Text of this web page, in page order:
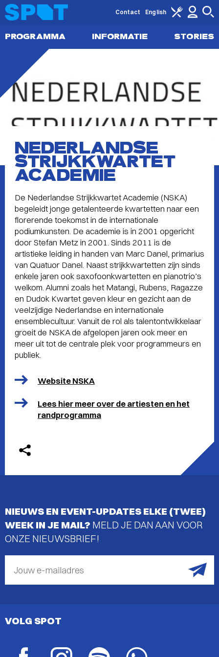
PROGRAMMA INFORMATIE STORIES
Contact English
NEDERLANDSE
STRIJKKWARTET
ACADEMIE
De Nederlandse Strijkkwartet Academie (NSKA)
begeleidt jonge getalenteerde kwartetten naar een
florerende toekomst in de internationale
podiumkunsten. De academie is in 2001 opgericht
door Stefan Metz in 2001. Sinds 2011 is de
artistieke leiding in handen van Marc Danel, primarius
van Quatuor Danel. Naast strijkkwartetten zijn sinds
enkele jaren ook saxofoonkwartetten en pianotrio’s
welkom. Alumni zoals het Matangi, Rubens, Ragazze
en Dudok Kwartet geven kleur en gezicht aan de
veelzijdige Nederlandse en internationale
ensemblecultuur. Vanuit de rol als talentontwikkelaar
groeit de NSKA de afgelopen jaren ook meer en
meer uit tot de centrale plek voor programmeurs en
publiek.
Website NSKA
Lees hier meer over de artiesten en het
randprogramma
NIEUWS EN EVENT-UPDATES ELKE (TWEE)
WEEK IN JE MAIL? MELD JE DAN AAN VOOR
ONZE NIEUWSBRIEF!
Jouw e-mailadres
VOLG SPOT